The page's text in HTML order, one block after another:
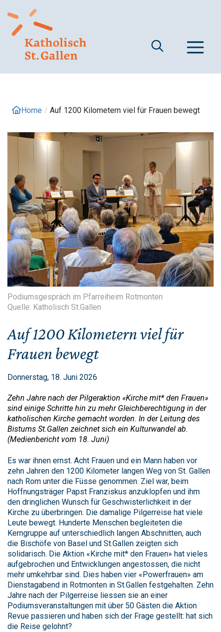
zum
Inhalt
Home / Auf 1200 Kilometern viel für Frauen bewegt
Podiumsgespräch im Pfarreiheim Rotmonten
Quelle: Katholisch St.Gallen
Auf 1200 Kilometern viel für
Frauen bewegt
Donnerstag, 18. Juni 2026
Zehn Jahre nach der Pilgeraktion «Kirche mit* den Frauen»
sind einige Schritte hin zu mehr Gleichberechtigung in der
katholischen Kirche gemacht worden. In der Leitung des
Bistums St.Gallen zeichnet sich ein Kulturwandel ab.
(Medienbericht vom 18. Juni)
Es war ihnen ernst. Acht Frauen und ein Mann haben vor
zehn Jahren den 1200 Kilometer langen Weg von St. Gallen
nach Rom unter die Füsse genommen. Ziel war, beim
Hoffnungsträger Papst Franziskus anzuklopfen und ihm
den dringlichen Wunsch für Geschwisterlichkeit in der
Kirche zu überbringen. Die damalige Pilgerreise hat viele
Leute bewegt. Hunderte Menschen begleiteten die
Kerngruppe auf unterschiedlich langen Abschnitten, auch
die Bischöfe von Basel und St.Gallen zeigten sich
solidarisch. Die Aktion «Kirche mit* den Frauen» hat vieles
aufgebrochen und Entwicklungen angestossen, die nicht
mehr umkehrbar sind. Dies haben vier «Powerfrauen» am
Dienstagabend in Rotmonten in St.Gallen festgehalten. Zehn
Jahre nach der Pilgerreise liessen sie an einer
Podiumsveranstaltungen mit über 50 Gästen die Aktion
Revue passieren und haben sich der Frage gestellt: hat sich
die Reise gelohnt?